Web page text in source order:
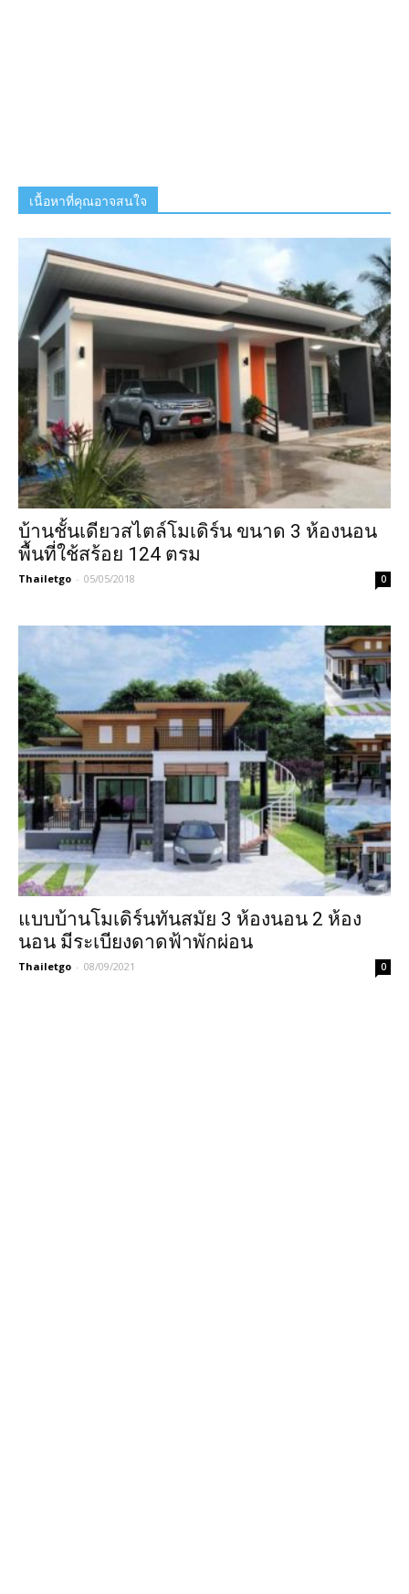
เนื้อหาที่คุณอาจสนใจ
บ้านชั้นเดียวสไตล์โมเดิร์น ขนาด 3 ห้องนอน
พื้นที่ใช้สร้อย 124 ตรม
Thailetgo - 05/05/2018 0
แบบบ้านโมเดิร์นทันสมัย 3 ห้องนอน 2 ห้อง
นอน มีระเบียงดาดฟ้าพักผ่อน
Thailetgo - 08/09/2021 0